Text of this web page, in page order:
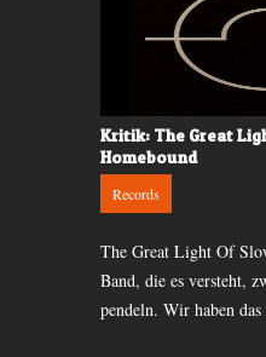
Kritik: The Great
Homebound
Records
The Great Light Of
Band, die es versteht,
pendeln. Wir haben